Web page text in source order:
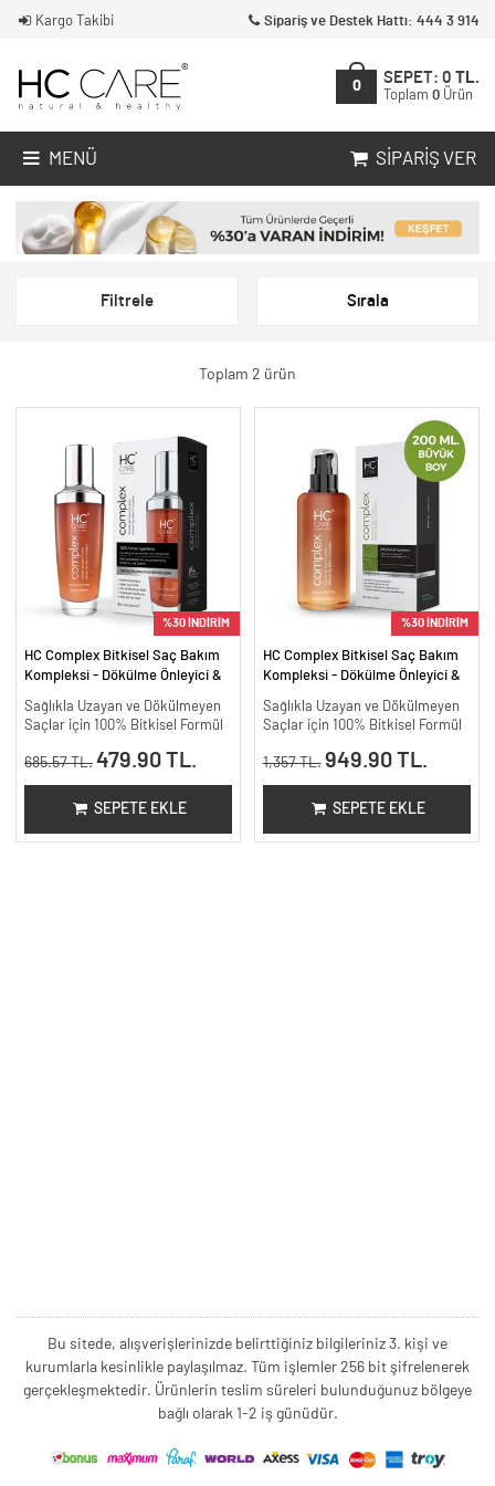
Kargo Takibi Sipariş ve Destek Hattı: 444 3 914
0
SEPET: 0 TL.
Toplam 0 Ürün
MENÜ SIPARIŞ VER
Filtrele Sırala
Toplam 2 ürün
%30 İNDİRİM
HC Complex Bitkisel Saç Bakım
Kompleksi - Dökülme Önleyici &
100 ml
Sağlıkla Uzayan ve Dökülmeyen
Saçlar için 100% Bitkisel Formül
685.57 TL. 479.90 TL.
SEPETE EKLE
%30 İNDİRİM
HC Complex Bitkisel Saç Bakım
Kompleksi - Dökülme Önleyici &
200 ml.
Sağlıkla Uzayan ve Dökülmeyen
Saçlar için 100% Bitkisel Formül
1,357 TL. 949.90 TL.
SEPETE EKLE
Bu sitede, alışverişlerinizde belirttiğiniz bilgileriniz 3. kişi ve
kurumlarla kesinlikle paylaşılmaz. Tüm işlemler 256 bit şifrelenerek
gerçekleşmektedir. Ürünlerin teslim süreleri bulunduğunuz bölgeye
bağlı olarak 1-2 iş günüdür.